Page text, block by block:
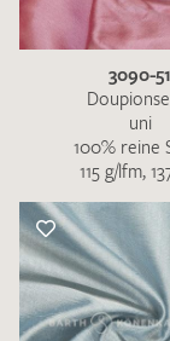
3090-51
uni
100% reine
115 g/lfm,